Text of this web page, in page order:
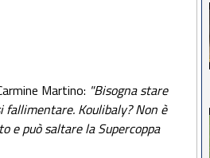
Martino: "Bisogna stare
Koulibaly? Non è
e può saltare la Supercoppa